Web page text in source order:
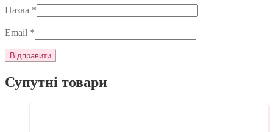
Назва *
Email *
Супутні товари